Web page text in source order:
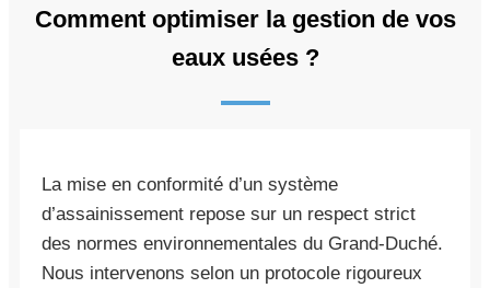
Comment optimiser la gestion de vos
eaux usées ?
La mise en conformité d’un système
d’assainissement repose sur un respect strict
des normes environnementales du Grand-Duché.
Nous intervenons selon un protocole rigoureux